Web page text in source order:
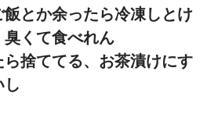
とか余ったら冷凍しとけ
くて食べれん
捨ててる、お茶漬けにす
し